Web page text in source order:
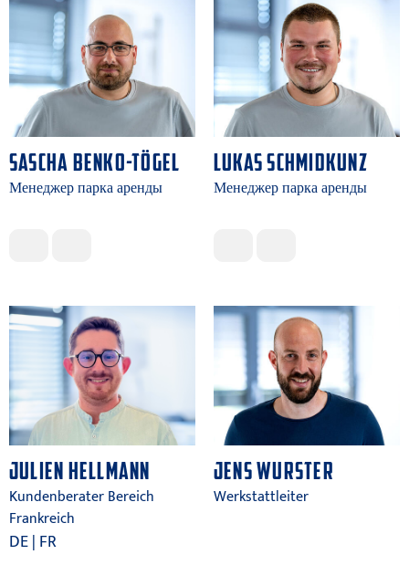
SASCHA BENKO-TÖGEL
Менеджер парка аренды
LUKAS SCHMIDKUNZ
Менеджер парка аренды
JULIEN HELLMANN
Kundenberater Bereich
Frankreich
DE | FR
JENS WURSTER
Werkstattleiter